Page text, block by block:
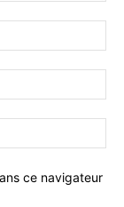
ce navigateur